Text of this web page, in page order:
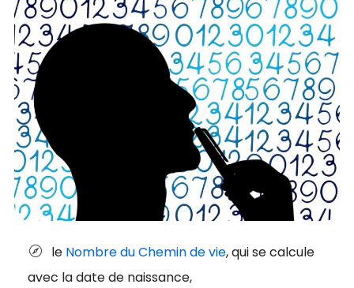
le Nombre du Chemin de vie, qui se calcule
avec la date de naissance,